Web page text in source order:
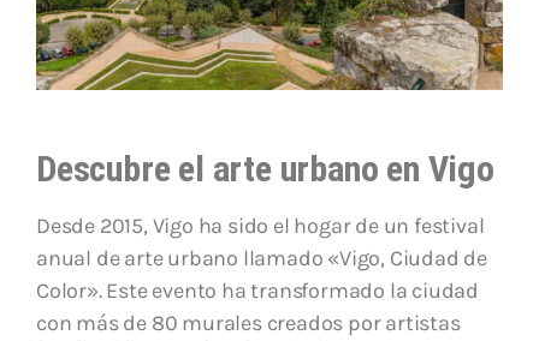
Descubre el arte urbano en Vigo
Desde 2015, Vigo ha sido el hogar de un festival
anual de arte urbano llamado «Vigo, Ciudad de
Color». Este evento ha transformado la ciudad
con más de 80 murales creados por artistas